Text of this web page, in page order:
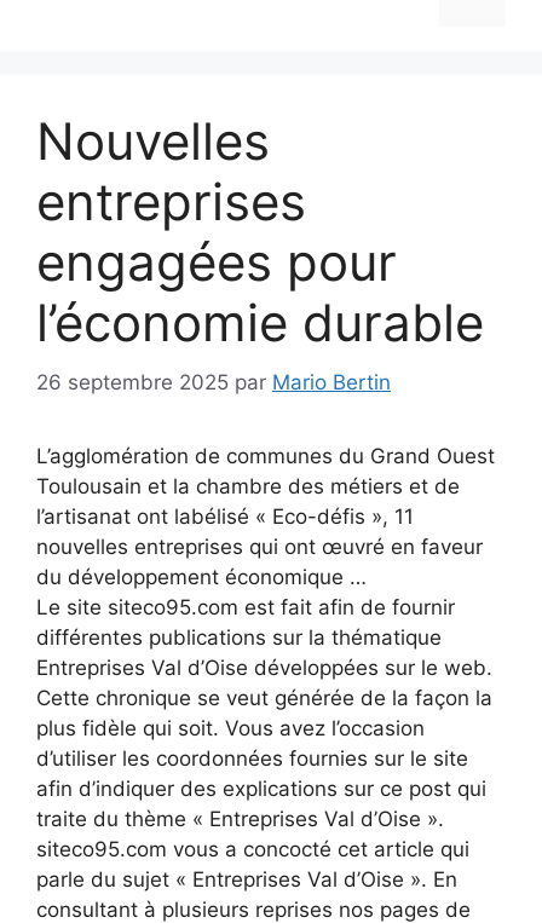
Nouvelles
entreprises
engagées pour
l’économie durable
26 septembre 2025 par Mario Bertin
L’agglomération de communes du Grand Ouest
Toulousain et la chambre des métiers et de
l’artisanat ont labélisé « Eco-défis », 11
nouvelles entreprises qui ont œuvré en faveur
du développement économique …
Le site siteco95.com est fait afin de fournir
différentes publications sur la thématique
Entreprises Val d’Oise développées sur le web.
Cette chronique se veut générée de la façon la
plus fidèle qui soit. Vous avez l’occasion
d’utiliser les coordonnées fournies sur le site
afin d’indiquer des explications sur ce post qui
traite du thème « Entreprises Val d’Oise ».
siteco95.com vous a concocté cet article qui
parle du sujet « Entreprises Val d’Oise ». En
consultant à plusieurs reprises nos pages de